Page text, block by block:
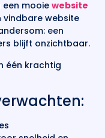
een mooiewebsite
vindbare website
een
blijft onzichtbaar.
één krachtig